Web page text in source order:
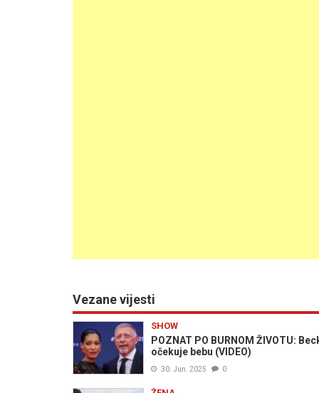
Vezane vijesti
SHOW
POZNAT PO BURNOM ŽIVOTU:
očekuje bebu (VIDEO)
30. Jun. 2025 0